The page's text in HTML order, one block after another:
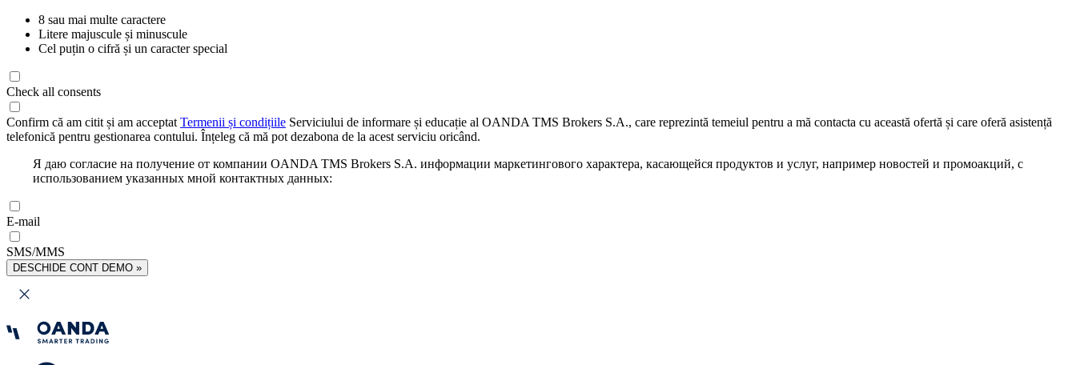
8 sau mai multe caractere
Litere majuscule și minuscule
Cel puțin o cifră și un caracter special
Check all consents
Confirm că am citit și am acceptat Termenii și condițiile Serviciului de informare și educație al OANDA TMS Brokers S.A., care reprezintă temeiul pentru a mă contacta cu această ofertă și care oferă asistență
telefonică pentru gestionarea contului. Înțeleg că mă pot dezabona de la acest serviciu oricând.
Я даю согласие на получение от компании OANDA TMS Brokers S.A. информации маркетингового характера, касающейся продуктов и услуг, например новостей и промоакций, с
использованием указанных мной контактных данных:
E-mail
SMS/MMS
DESCHIDE CONT DEMO »